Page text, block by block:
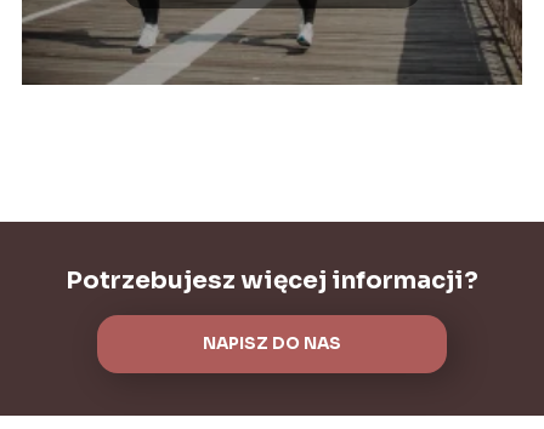
Potrzebujesz więcej informacji?
NAPISZ DO NAS